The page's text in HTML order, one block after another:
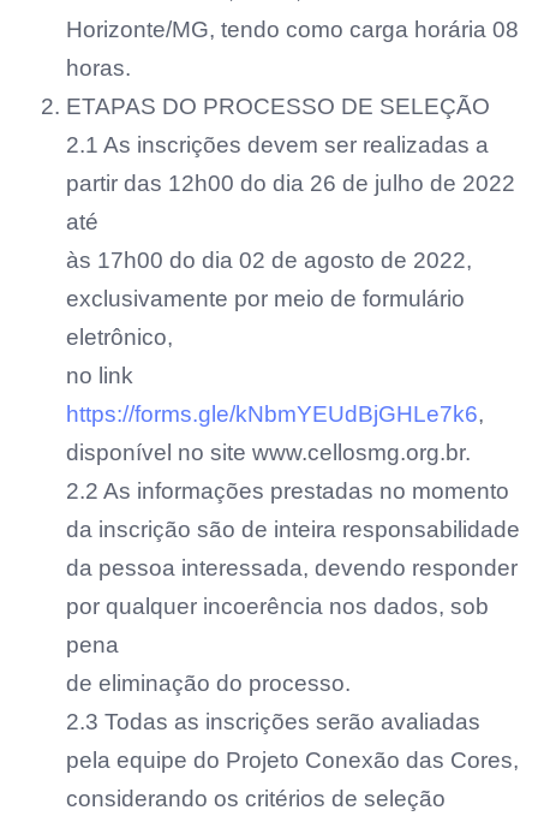
Horizonte/MG, tendo como carga horária 08
horas.
ETAPAS DO PROCESSO DE SELEÇÃO
2.1 As inscrições devem ser realizadas a
partir das 12h00 do dia 26 de julho de 2022
até
às 17h00 do dia 02 de agosto de 2022,
exclusivamente por meio de formulário
eletrônico,
no link
https://forms.gle/kNbmYEUdBjGHLe7k6,
disponível no site www.cellosmg.org.br.
2.2 As informações prestadas no momento
da inscrição são de inteira responsabilidade
da pessoa interessada, devendo responder
por qualquer incoerência nos dados, sob
pena
de eliminação do processo.
2.3 Todas as inscrições serão avaliadas
pela equipe do Projeto Conexão das Cores,
considerando os critérios de seleção